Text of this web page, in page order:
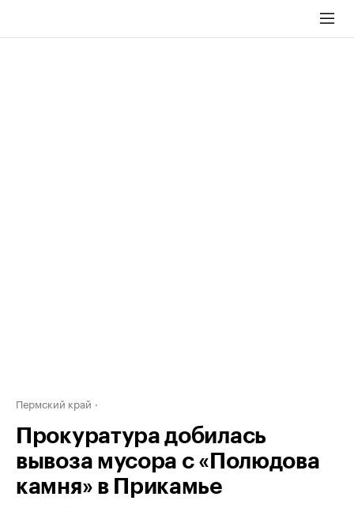
Пермский край
Прокуратура добилась
вывоза мусора с «Полюдова
камня» в Прикамье